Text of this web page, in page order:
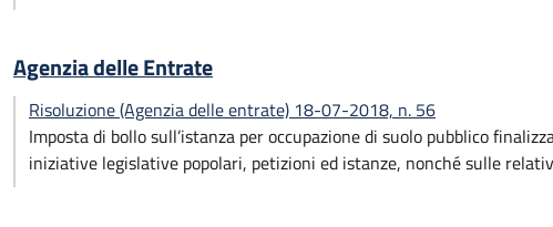
Agenzia delle Entrate
Risoluzione (Agenzia delle entrate) 18-07-2018, n. 56
Imposta di bollo sull’istanza per occupazione di suolo pubblico
iniziative legislative popolari, petizioni ed istanze, nonché sulle